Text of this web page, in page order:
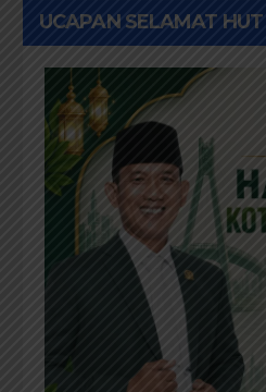
UCAPAN SELAMAT